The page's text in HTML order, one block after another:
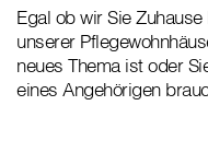
Egal ob wir Sie
unserer
neues Thema ist oder
eines Angehörigen